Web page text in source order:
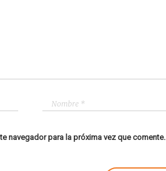
navegador para la próxima vez que comente.